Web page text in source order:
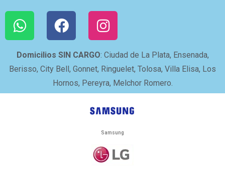
Domicilios SIN CARGO: Ciudad de La Plata, Ensenada,
Berisso, City Bell, Gonnet, Ringuelet, Tolosa, Villa Elisa, Los
Hornos, Pereyra, Melchor Romero.
Samsung